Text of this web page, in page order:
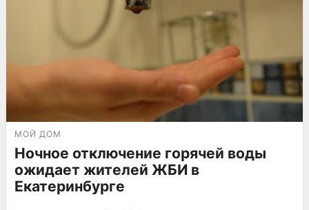
МОЙ ДОМ
Ночное отключение горячей воды
ожидает жителей ЖБИ в
Екатеринбурге